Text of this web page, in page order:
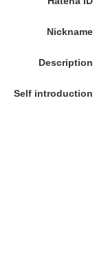
Nickname
Description
Self introduction